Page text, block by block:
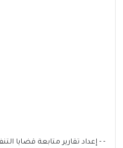
- - إعداد تقارير متابعة قضايا